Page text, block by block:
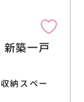
築一戸
納スペー